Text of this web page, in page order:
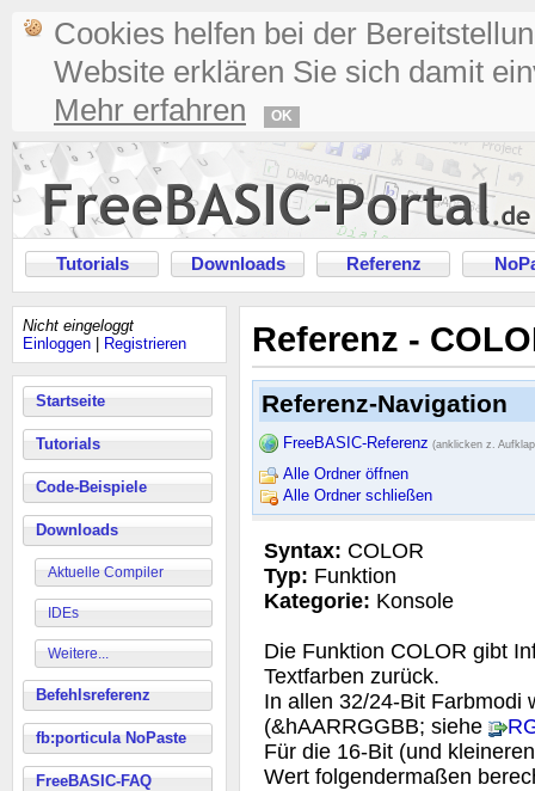
Cookies helfen bei der
Website erklären Sie sich damit
Mehr erfahren
OK
Tutorials Downloads Referenz
Nicht eingeloggt
Einloggen
Registrieren
Startseite
Tutorials
Code-Beispiele
Downloads
Aktuelle Compiler
IDEs
Weitere...
Befehlsreferenz
fb:porticula NoPaste
FreeBASIC-FAQ
Referenz -
Referenz-Navigation
FreeBASIC-Referenz (anklicken z.
Alle Ordner öffnen
Alle Ordner schließen
Syntax: COLOR
Typ: Funktion
Kategorie: Konsole
Die Funktion COLOR gibt
Textfarben zurück.
In allen 32/24-Bit Farbmodi
(&hAARRGGBB; siehe
Für die 16-Bit (und
Wert folgendermaßen